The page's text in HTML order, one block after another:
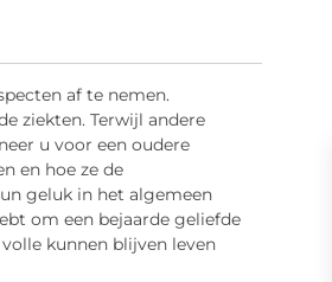
af ​​te nemen.
ziekten. Terwijl andere
u voor een oudere
en hoe ze de
geluk in het algemeen
om een ​​bejaarde geliefde
kunnen blijven leven